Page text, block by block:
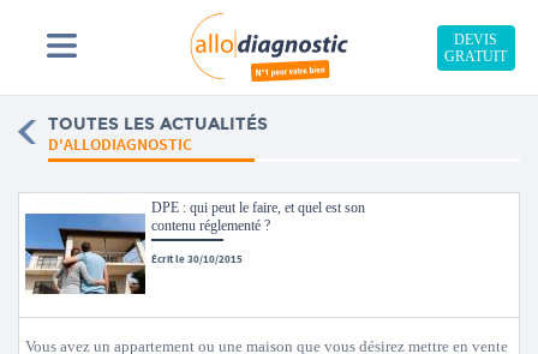
DEVIS
GRATUIT
TOUTES LES ACTUALITÉS
D'ALLODIAGNOSTIC
DPE : qui peut le faire, et quel est son
contenu réglementé ?
Écrit le 30/10/2015
Vous avez un appartement ou une maison que vous désirez mettre en vente